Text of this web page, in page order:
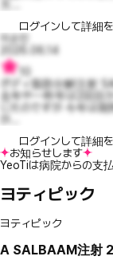
ログインして詳細
이순진
2026.06.14
ボディ脂肪分解注射
去年や一昨年は2回目
じたのですが 今年は
ログインして詳細
お知らせします
YeoTiは病院からの支
ヨティピック
ヨティピック
A SALBAAM注射